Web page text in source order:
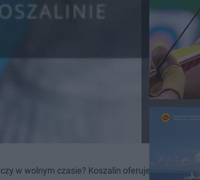
w wolnym czasie? Koszalin oferuje sporo